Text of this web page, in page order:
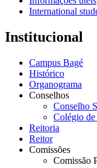
International
Institucional
Campus Bagé
Histórico
Organograma
Conselhos
Conselho
Colégio
Reitoria
Reitor
Comissões
Comissão